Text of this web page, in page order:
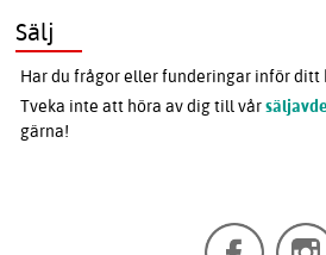
Sälj
Har du frågor eller funderingar inför ditt
Tveka inte att höra av dig till vår
gärna!